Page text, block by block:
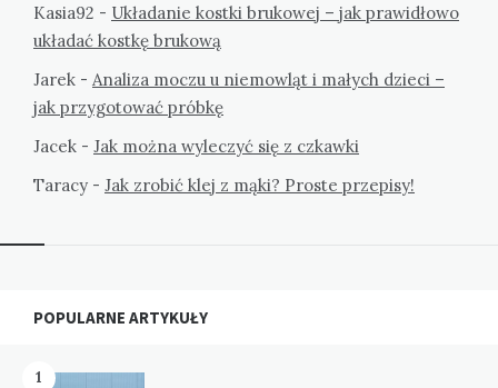
Kasia92 - Układanie kostki brukowej – jak prawidłowo
układać kostkę brukową
Jarek - Analiza moczu u niemowląt i małych dzieci –
jak przygotować próbkę
Jacek - Jak można wyleczyć się z czkawki
Taracy - Jak zrobić klej z mąki? Proste przepisy!
Widgets
POPULARNE ARTYKUŁY
1